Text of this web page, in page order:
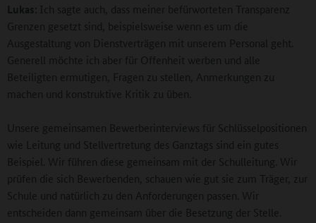
Lukas: Ich sagte auch, dass meiner befürworteten Transparenz
Grenzen gesetzt sind, beispielsweise wenn es um die
Ausgestaltung von Dienstverträgen mit unserem Personal geht.
Generell möchte ich aber für Offenheit werben und alle
Beteiligten ermutigen, Fragen zu stellen, Anmerkungen zu
machen und konstruktive Kritik zu üben.
Unsere gemeinsamen Bewerberinterviews für Schlüsselpositionen
wie Leitung und Stellvertretung des Ganztags sind ein gutes
Beispiel. Wir führen diese gemeinsam mit der Schulleitung. Wir
prüfen die sich Bewerbenden, schauen wie gut sie zum Träger, zur
Schule und natürlich zu den Anforderungen passen. Wir
entscheiden dann gemeinsam über die Besetzung der Stelle.